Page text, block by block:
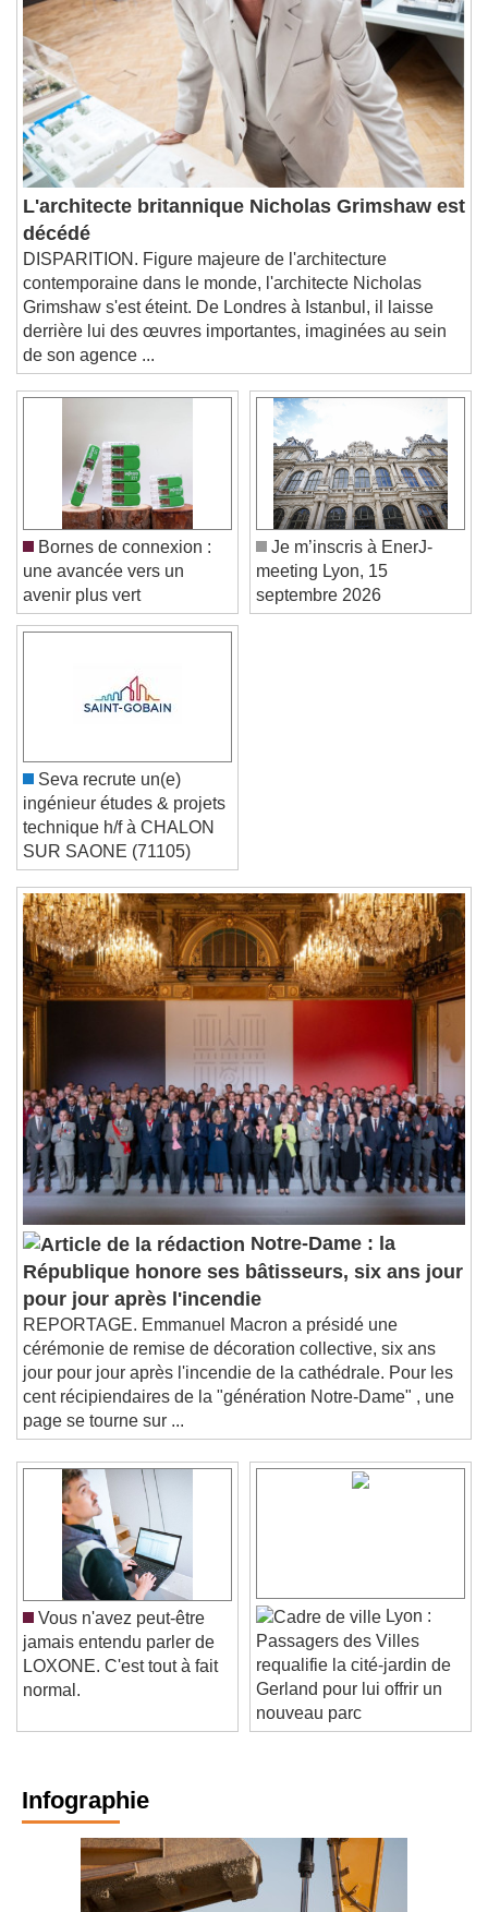
Chapters
Descriptions
descriptions off
, selected
Subtitles
subtitles settings, opens subtitles
settings dialog
subtitles off, selected
Audio Track
Picture-in-Picture
Fullscreen
This is a modal window.
Beginning of dialog window. Escape will cancel
and close the window.
Text
Text Background
Color
Caption Area Background
Color
Font Size
Text Edge Style
Font Family
Reset
Done
Close Modal Dialog
L'architecte britannique Nicholas Grimshaw est
décédé
DISPARITION. Figure majeure de l'architecture
contemporaine dans le monde, l'architecte Nicholas
Grimshaw s'est éteint. De Londres à Istanbul, il laisse
derrière lui des œuvres importantes, imaginées au sein
de son agence ...
Bornes de connexion :
une avancée vers un
avenir plus vert
Je m’inscris à EnerJ-
meeting Lyon, 15
septembre 2026
Seva recrute un(e)
ingénieur études & projets
technique h/f à CHALON
SUR SAONE (71105)
Notre-Dame : la
République honore ses bâtisseurs, six ans jour
pour jour après l'incendie
REPORTAGE. Emmanuel Macron a présidé une
cérémonie de remise de décoration collective, six ans
jour pour jour après l'incendie de la cathédrale. Pour les
cent récipiendaires de la "génération Notre-Dame" , une
page se tourne sur ...
Vous n'avez peut-être
jamais entendu parler de
LOXONE. C'est tout à fait
Lyon :
Passagers des Villes
requalifie la cité-jardin de
Gerland pour lui offrir un
nouveau parc
Infographie